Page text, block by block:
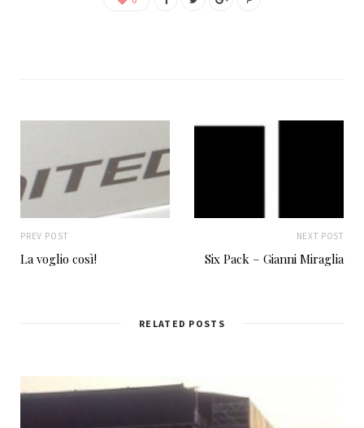
PREV POST
La voglio così!
NEXT POST
Six Pack – Gianni Miraglia
RELATED POSTS